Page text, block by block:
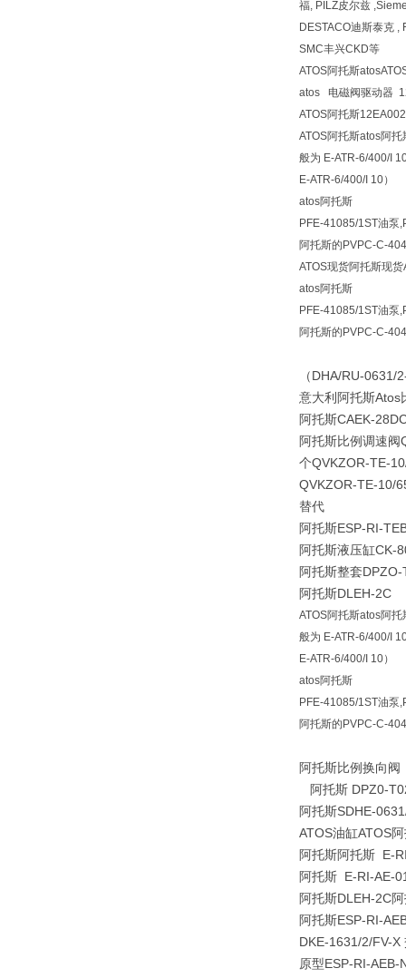
福, PILZ皮尔兹
DESTACO迪斯泰克
SMC丰兴CKD等
ATOS阿托斯
atos 电磁阀驱动器
ATOS阿托斯
ATOS阿托斯atos阿
般为 E‑ATR‑6/400/I
E‑ATR‑6/400/I 10）
atos阿托斯
PFE-41085/1ST油泵
阿托斯的PVPC-C-
ATOS现货阿托斯现
atos阿托斯
PFE-41085/1ST油泵
阿托斯的PVPC-C-
（DHA/RU-
意大利阿托斯
阿托斯CAEK-
阿托斯比例调速
个QVKZOR-TE-
QVKZOR-TE-10/
替代
阿托斯ESP-RI-
阿托斯液压缸CK-
阿托斯整套
阿托斯DLEH-2C
ATOS阿托斯atos阿
般为 E‑ATR‑6/400/I
E‑ATR‑6/400/I 10）
atos阿托斯
PFE-41085/1ST油泵
阿托斯的PVPC-C-
阿托斯比例换向阀
阿托斯
阿托斯SDHE-
ATOS油缸ATOS
阿托斯阿托斯 E-
阿托斯 E-RI-AE-
阿托斯DLEH-2C
阿托斯ESP-RI-
DKE-1631/2/FV-
原型ESP-RI-